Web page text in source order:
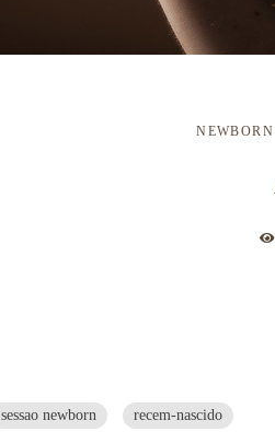
NEWBORN
sessao newborn recem-nascido